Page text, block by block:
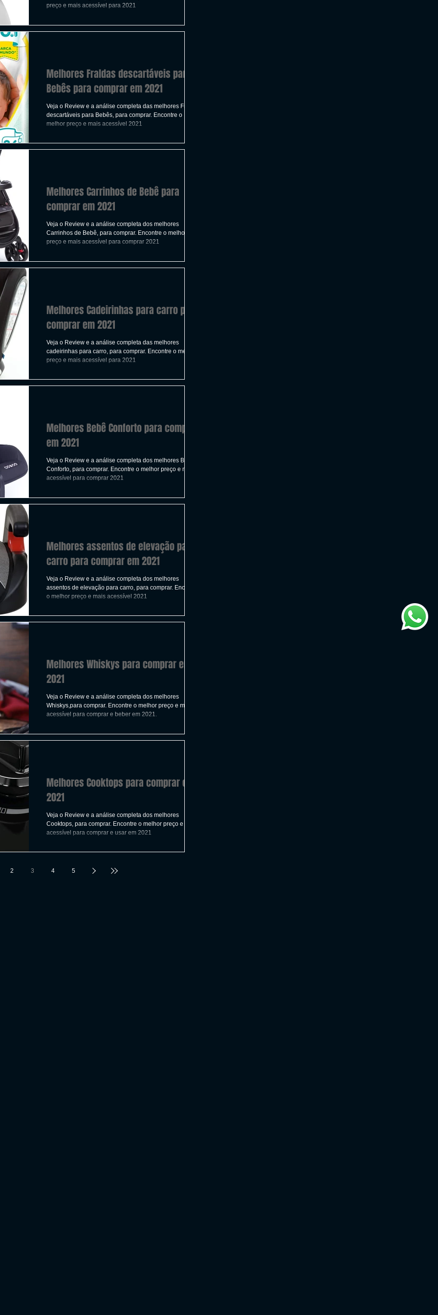
CONSTRUÇÃO
FILMES
preço e mais acessível para 2021
Melhores Fraldas descartáveis para
Bebês para comprar em 2021
Veja o Review e a análise completa das melhores Fraldas
descartáveis para Bebês, para comprar. Encontre o
melhor preço e mais acessível 2021
Melhores Carrinhos de Bebê para
comprar em 2021
Veja o Review e a análise completa dos melhores
Carrinhos de Bebê, para comprar. Encontre o melhor
preço e mais acessível para comprar 2021
Melhores Cadeirinhas para carro para
comprar em 2021
Veja o Review e a análise completa das melhores
cadeirinhas para carro, para comprar. Encontre o melhor
preço e mais acessível para 2021
Melhores Bebê Conforto para comprar
em 2021
Veja o Review e a análise completa dos melhores Bebê
Conforto, para comprar. Encontre o melhor preço e mais
acessível para comprar 2021
Melhores assentos de elevação para
carro para comprar em 2021
Veja o Review e a análise completa dos melhores
assentos de elevação para carro, para comprar. Encontre
o melhor preço e mais acessível 2021
Melhores Whiskys para comprar em
2021
Veja o Review e a análise completa dos melhores
Whiskys,para comprar. Encontre o melhor preço e mais
acessível para comprar e beber em 2021.
Melhores Cooktops para comprar em
2021
Veja o Review e a análise completa dos melhores
Cooktops, para comprar. Encontre o melhor preço e mais
acessível para comprar e usar em 2021
2 3 4 5